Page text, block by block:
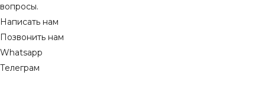
вопросы.
Написать нам
Позвонить нам
Whatsapp
Телеграм